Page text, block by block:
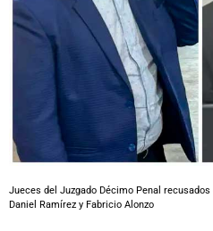
Jueces del Juzgado Décimo Penal
Daniel Ramírez y Fabricio Alonzo